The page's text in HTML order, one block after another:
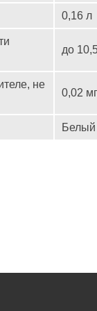
0,16 л
до
не
0,02
Белый